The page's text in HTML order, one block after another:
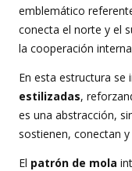
emblemático
conecta el norte y el
la cooperación
En esta estructura se
estilizadas,
es una abstracción,
sostienen, conectan
El patrón de mola